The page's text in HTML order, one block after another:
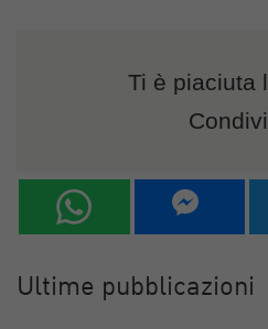
Ti è piaciuta
Ultime pubblicazioni